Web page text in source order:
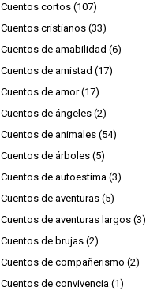
Cuentos cortos (107)
Cuentos cristianos (33)
Cuentos de amabilidad (6)
Cuentos de amistad (17)
Cuentos de amor (17)
Cuentos de ángeles (2)
Cuentos de animales (54)
Cuentos de árboles (5)
Cuentos de autoestima (3)
Cuentos de aventuras (5)
Cuentos de aventuras largos (3)
Cuentos de brujas (2)
Cuentos de compañerismo (2)
Cuentos de convivencia (1)